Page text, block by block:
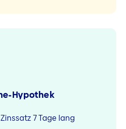
Hypothek
7 Tage lang